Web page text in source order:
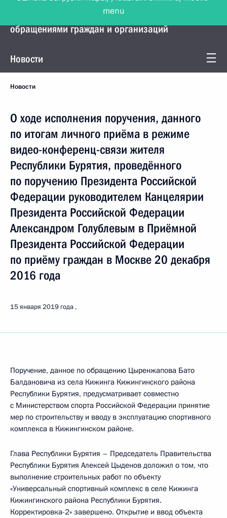
Управление Президента по работе с
обращениями граждан и организаций
Новости
Новости
О ходе исполнения поручения, данного
по итогам личного приёма в режиме
видео-конференц-связи жителя
Республики Бурятия, проведённого
по поручению Президента Российской
Федерации руководителем Канцелярии
Президента Российской Федерации
Александром Голублевым в Приёмной
Президента Российской Федерации
по приёму граждан в Москве 20 декабря
2016 года
15 января 2019 года
Поручение, данное по обращению Цыренжапова Бато
Балдановича из села Кижинга Кижингинского района
Республики Бурятия, предусматривает совместно
с Министерством спорта Российской Федерации принятие
мер по строительству и вводу в эксплуатацию спортивного
комплекса в Кижингинском районе.
Глава Республики Бурятия – Председатель Правительства
Республики Бурятия Алексей Цыденов доложил о том, что
выполнение строительных работ по объекту
«Универсальный спортивный комплекс в селе Кижинга
Кижингинского района Республики Бурятия.
Корректировка-2» завершено. Открытие и ввод объекта
menu